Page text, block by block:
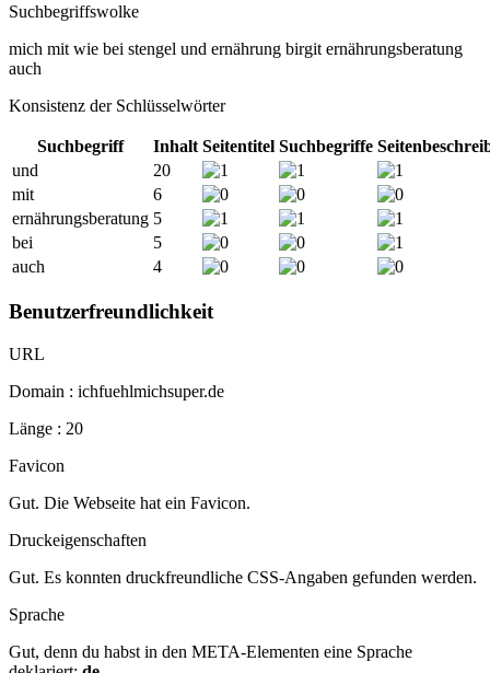
Suchbegriffswolke
mich mit wie bei stengel und ernährung birgit ernährungsberatung
auch
Konsistenz der Schlüsselwörter
Suchbegriff Inhalt Seitentitel Suchbegriffe
und
20
mit
6
ernährungsberatung 5
bei
5
auch
4
Benutzerfreundlichkeit
URL
Domain : ichfuehlmichsuper.de
Länge : 20
Favicon
Gut. Die Webseite hat ein Favicon.
Druckeigenschaften
Gut. Es konnten druckfreundliche CSS-Angaben gefunden werden.
Sprache
Gut, denn du habst in den META-Elementen eine Sprache